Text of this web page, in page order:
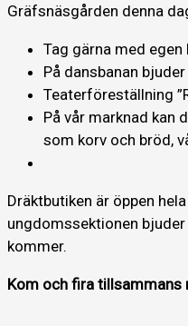
Gräfsnäsgården denna
Tag gärna med
På dansbanan
Teaterföreställning
På vår marknad kan
som korv och bröd,
Dräktbutiken är öppen
ungdomssektionen
kommer.
Kom och fira tillsammans